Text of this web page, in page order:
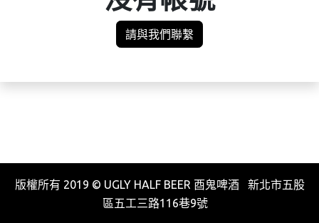
請與我們聯繫
版權所有 2019 © UGLY HALF BEER 酉鬼啤酒 新北市五股
區五工三路116巷9號